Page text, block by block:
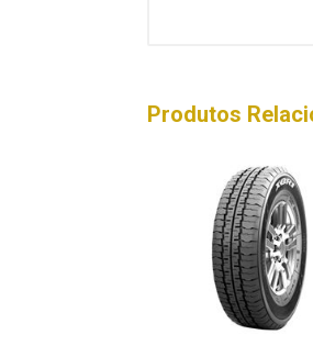
Produtos